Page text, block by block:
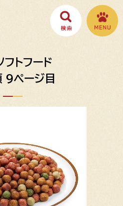
フトフード
9ページ目